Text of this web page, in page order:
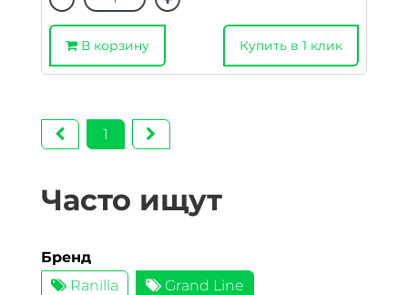
В корзину Купить в 1 клик
1
Часто ищут
Бренд
Ranilla
Grand Line